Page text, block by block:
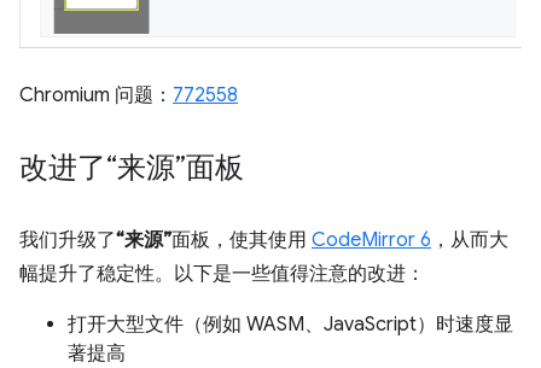
Chromium 问题： 772558
改进了“来源”面板
我们升级了“来源”面板，使其使用 CodeMirror 6 ，从而大
幅提升了稳定性。以下是一些值得注意的改进：
打开大型文件（例如 WASM、JavaScript）时速度显
著提高